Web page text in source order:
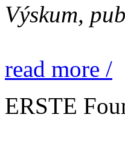
Výskum,
read more /
ERSTE